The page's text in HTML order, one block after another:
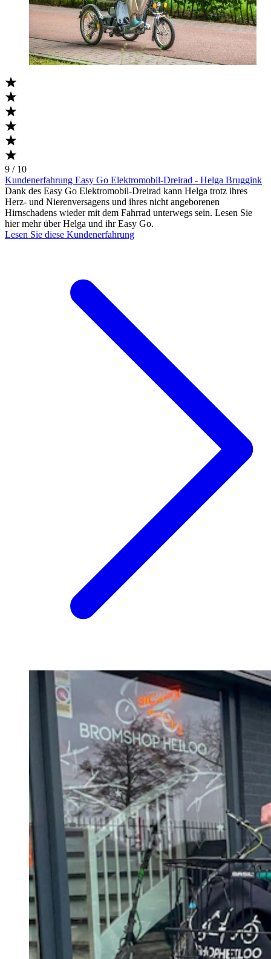
9 / 10
Kundenerfahrung Easy Go Elektromobil-Dreirad - Helga Bruggink
Dank des Easy Go Elektromobil-Dreirad kann Helga trotz ihres
Herz- und Nierenversagens und ihres nicht angeborenen
Hirnschadens wieder mit dem Fahrrad unterwegs sein. Lesen Sie
hier mehr über Helga und ihr Easy Go.
Lesen Sie diese Kundenerfahrung